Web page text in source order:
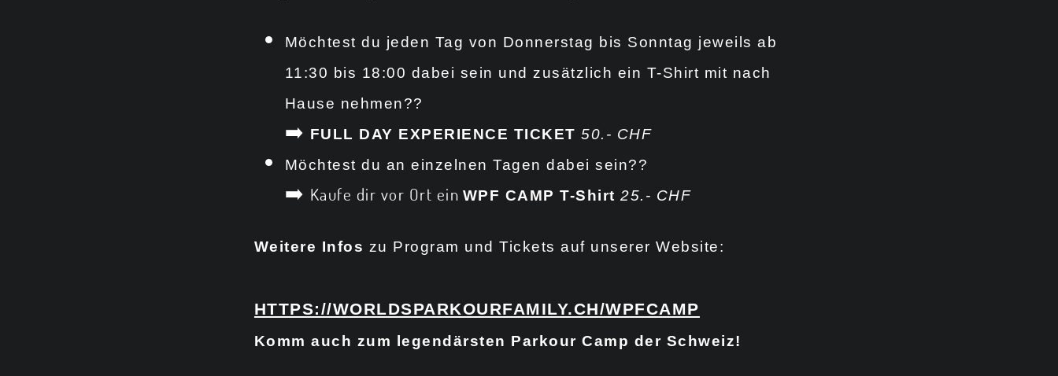
Möchtest du jeden Tag von Donnerstag bis Sonntag jeweils ab
11:30 bis 18:00 dabei sein und zusätzlich ein T-Shirt mit nach
Hause nehmen??
➡️ FULL DAY EXPERIENCE TICKET50.- CHF
Möchtest du an einzelnen Tagen dabei sein??
➡️ Kaufe dir vor Ort ein WPF CAMP T-Shirt25.- CHF
Weitere Infos zu Program und Tickets auf unserer Website:
HTTPS://WORLDSPARKOURFAMILY.CH/WPFCAMP
Komm auch zum legendärsten Parkour Camp der Schweiz!